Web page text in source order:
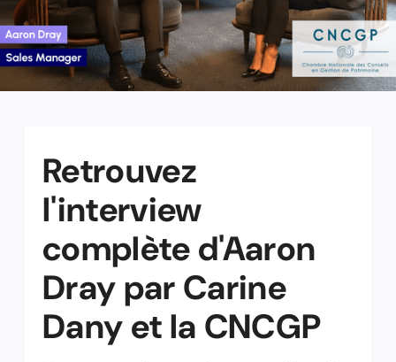
Retrouvez
l'interview
complète d'Aaron
Dray par Carine
Dany et la CNCGP